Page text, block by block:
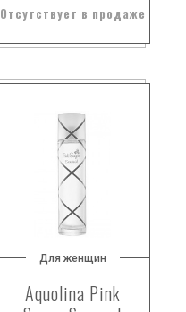
Отсутствует в продаже
Для женщин
Aquolina Pink